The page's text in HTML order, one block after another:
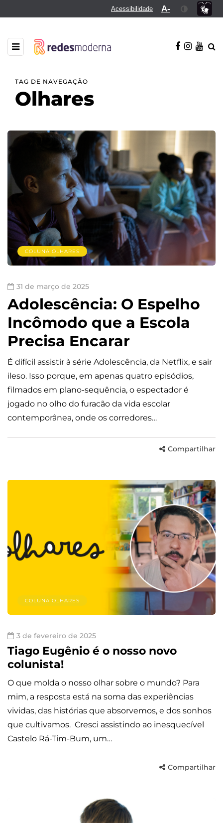
Acessibilidade A-
TAG DE NAVEGAÇÃO
Olhares
COLUNA OLHARES
31 de março de 2025
Adolescência: O Espelho
Incômodo que a Escola
Precisa Encarar
É difícil assistir à série Adolescência, da Netflix, e sair
ileso. Isso porque, em apenas quatro episódios,
filmados em plano-sequência, o espectador é
jogado no olho do furacão da vida escolar
contemporânea, onde os corredores…
Compartilhar
COLUNA OLHARES
3 de fevereiro de 2025
Tiago Eugênio é o nosso novo
colunista!
O que molda o nosso olhar sobre o mundo? Para
mim, a resposta está na soma das experiências
vividas, das histórias que absorvemos, e dos sonhos
que cultivamos. Cresci assistindo ao inesquecível
Castelo Rá-Tim-Bum, um…
Compartilhar